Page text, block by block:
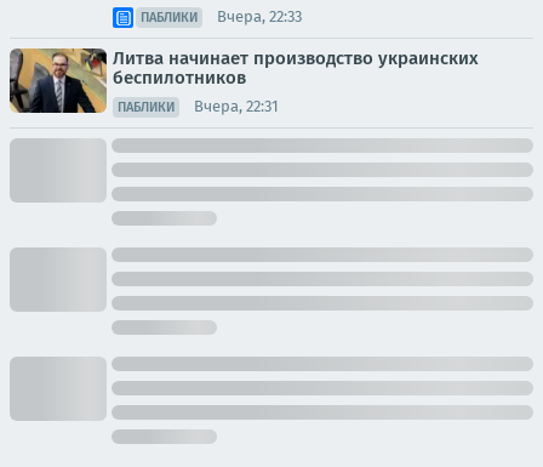
ПАБЛИКИ Вчера, 22:33
Литва начинает производство украинских
беспилотников
ПАБЛИКИ Вчера, 22:31